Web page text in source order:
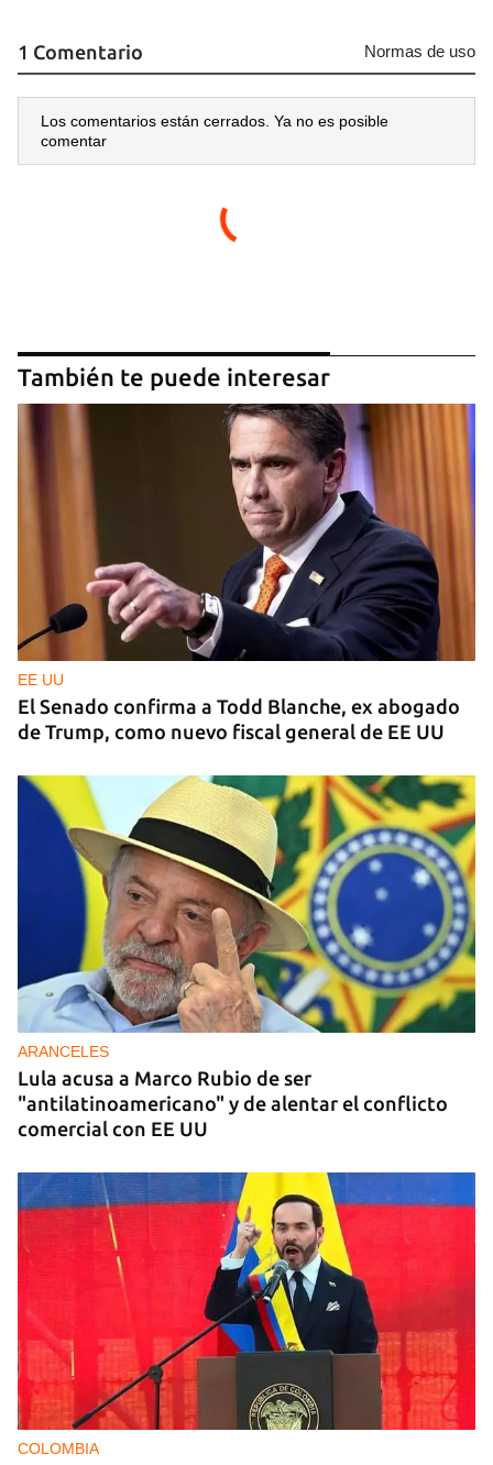
1 Comentario Normas de uso
Los comentarios están cerrados. Ya no es posible
comentar
También te puede interesar
EE UU
El Senado confirma a Todd Blanche, ex abogado
de Trump, como nuevo fiscal general de EE UU
ARANCELES
Lula acusa a Marco Rubio de ser
"antilatinoamericano" y de alentar el conflicto
comercial con EE UU
COLOMBIA